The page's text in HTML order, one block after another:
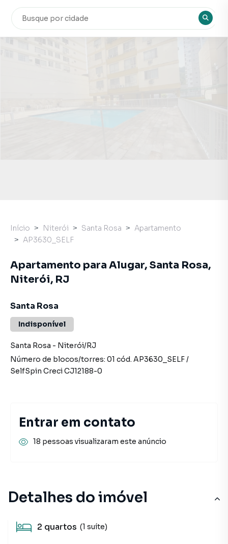
Detalhes do imóvel
2 quartos (1 suíte)
Início Niterói Santa Rosa
Apartamento
AP3630_SELF
Apartamento para Alugar, Santa Rosa,
Niterói, RJ
Santa Rosa
Indisponível
Santa Rosa - Niterói/RJ
Número de blocos/torres: 01 cód. AP3630_SELF/
SelfSpin CreciCJ12188-0
Entrar em contato
18 pessoas visualizaram este anúncio